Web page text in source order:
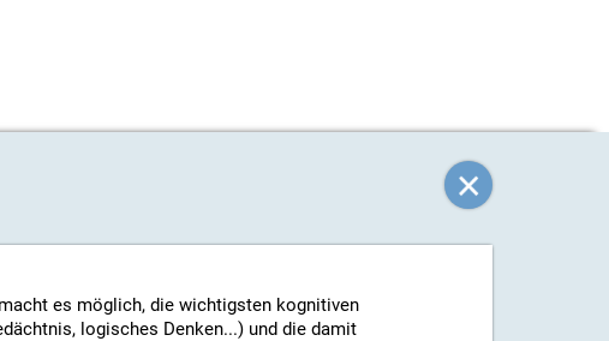
es möglich, die wichtigsten kognitiven
logisches Denken...) und die damit